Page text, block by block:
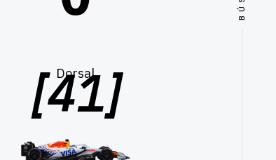
Dorsal
[41]